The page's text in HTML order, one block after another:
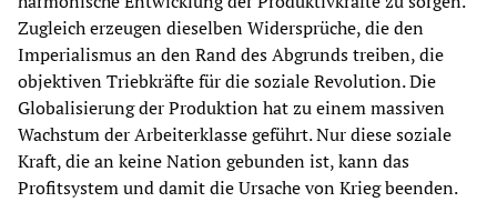
Zugleich erzeugen dieselben Widersprüche, die den
Imperialismus an den Rand des Abgrunds treiben, die
objektiven Triebkräfte für die soziale Revolution. Die
Globalisierung der Produktion hat zu einem massiven
Wachstum der Arbeiterklasse geführt. Nur diese soziale
Kraft, die an keine Nation gebunden ist, kann das
Profitsystem und damit die Ursache von Krieg beenden.